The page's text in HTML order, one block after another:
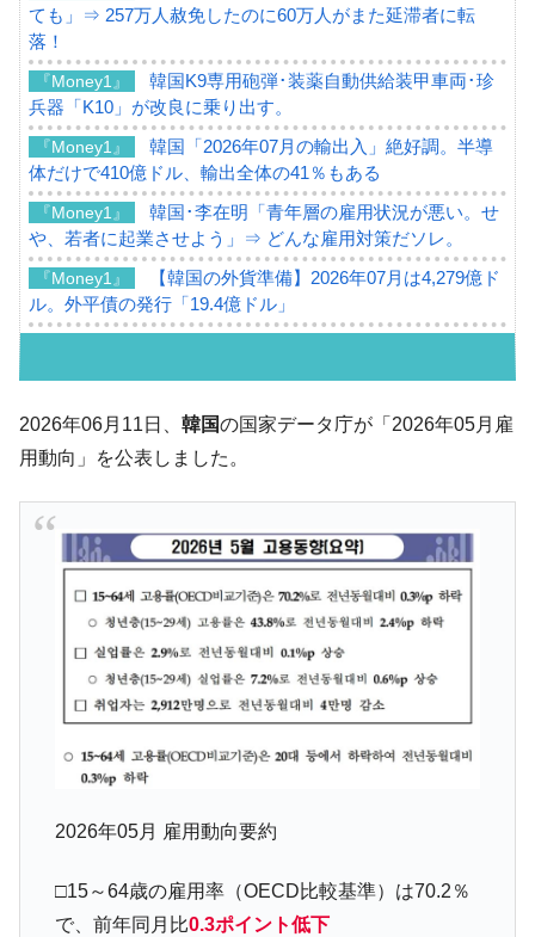
ても」⇒ 257万人赦免したのに60万人がまた延滞者に転
落！
『Money1』
韓国K9専用砲弾･装薬自動供給装甲車両･珍
兵器「K10」が改良に乗り出す。
『Money1』
韓国「2026年07月の輸出入」絶好調。半導
体だけで410億ドル、輸出全体の41％もある
『Money1』
韓国･李在明「青年層の雇用状況が悪い。せ
や、若者に起業させよう」⇒ どんな雇用対策だソレ。
『Money1』
【韓国の外貨準備】2026年07月は4,279億ド
ル。外平債の発行「19.4億ドル」
韓国･李在明さっそく不動産対策で浅薄な発
言。
だ。
『Money1』
『韓国銀行』が「金の保有量を増やしま
す」⇒「金を経由するドル入手」手段ではないのか？
『Money1』
韓国･外為取引量「1日当たり1,214.4億ド
ル」まで拡大 ⇒ 海外資金の動きに強く左右される状態
『Money1』
韓国･帰ってきた李在明。李在明を支持しな
い「50.5％」に上昇
た ⇒ 国家が行った恐るべき株価操作であり、空前の国政壟
『Money1』
韓国･警察職員が「丸刈りになって抗議活
『Money1』
中国だけが鉄鋼輸出を異常増加させる ⇒ 中
国の過剰生産が世界を蝕む。
2026年06月11日、 韓国の国家データ庁が「2026年05月雇
用動向」を公表しました。
2026年05月 雇用動向要約
□15～64歳の雇用率（OECD比較基準）は70.2％
で、前年同月比0.3ポイント低下